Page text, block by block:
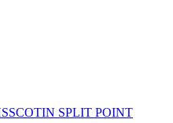
SPLIT POINT